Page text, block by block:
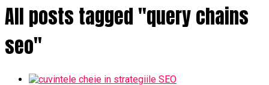
All posts tagged "query chains
seo"